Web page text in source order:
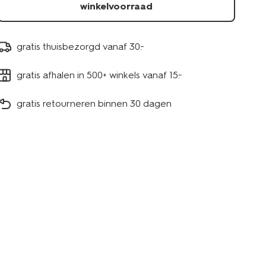
winkelvoorraad
gratis thuisbezorgd vanaf 30.-
gratis afhalen in 500+ winkels vanaf 15.-
gratis retourneren binnen 30 dagen